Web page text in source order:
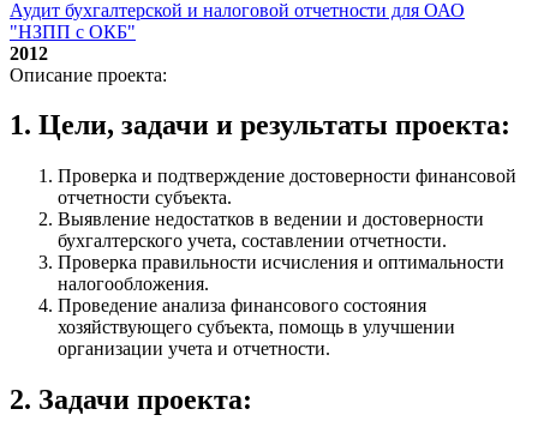
Аудит бухгалтерской и налоговой отчетности для ОАО
"НЗПП с ОКБ"
2012
Описание проекта:
1. Цели, задачи и результаты проекта:
Проверка и подтверждение достоверности финансовой
отчетности субъекта.
Выявление недостатков в ведении и достоверности
бухгалтерского учета, составлении отчетности.
Проверка правильности исчисления и оптимальности
налогообложения.
Проведение анализа финансового состояния
хозяйствующего субъекта, помощь в улучшении
организации учета и отчетности.
2. Задачи проекта: